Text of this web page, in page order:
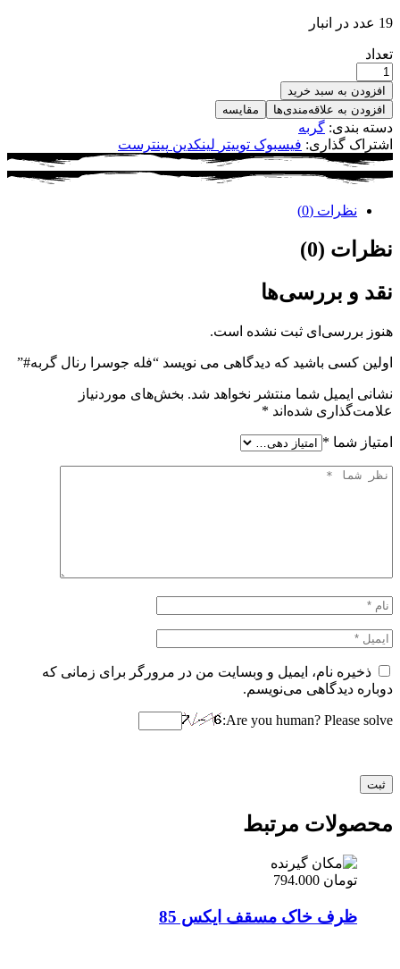
19 عدد در انبار
تعداد
افزودن به سبد خرید
افزودن به علاقه‌مندی‌ها
مقایسه
دسته بندی: گربه
اشتراک گذاری: فیسبوک توییتر لینکدین پینترست
نظرات (0)
نظرات (0)
نقد و بررسی‌ها
هنوز بررسی‌ای ثبت نشده است.
اولین کسی باشید که دیدگاهی می نویسد “فله جوسرا رنال گربه#”
نشانی ایمیل شما منتشر نخواهد شد. بخش‌های موردنیاز
علامت‌گذاری شده‌اند *
امتیاز شما *
ذخیره نام، ایمیل و وبسایت من در مرورگر برای زمانی که
دوباره دیدگاهی می‌نویسم.
Are you human? Please solve:
محصولات مرتبط
تومان
ظرف خاک مسقف ایکس 85